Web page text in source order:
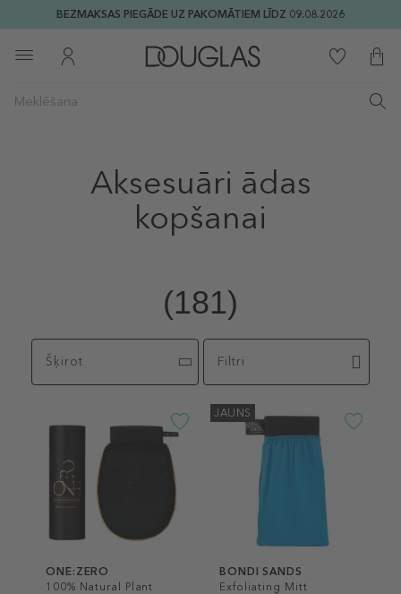
BEZMAKSAS PIEGĀDE UZ PAKOMĀTIEM LĪDZ 09.08.2026
Aksesuāri ādas
kopšanai
(181)
Šķirot Filtri
ONE:ZERO
100% Natural Plant
JAUNS
BONDI SANDS
Exfoliating Mitt